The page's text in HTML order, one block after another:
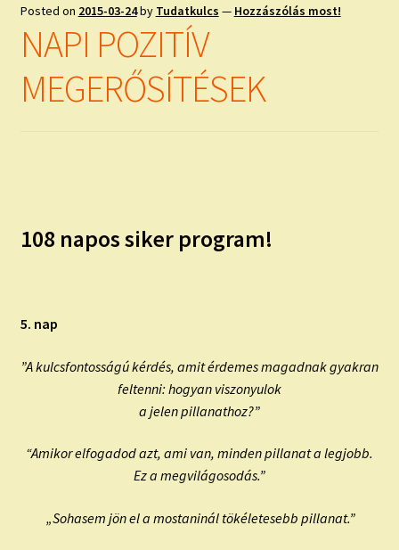
ISMERJ MEG!
ÍRJ NEKEM!
Posted on 2015-03-24by Tudatkulcs — Hozzászólás most!
NAPI POZITÍV
MEGERŐSÍTÉSEK
108 napos siker program!
5. nap
”A kulcsfontosságú kérdés, amit érdemes magadnak gyakran
feltenni: hogyan viszonyulok
a jelen pillanathoz?”
“Amikor elfogadod azt, ami van, minden pillanat a legjobb.
Ez a megvilágosodás.”
„Sohasem jön el a mostaninál tökéletesebb pillanat.”